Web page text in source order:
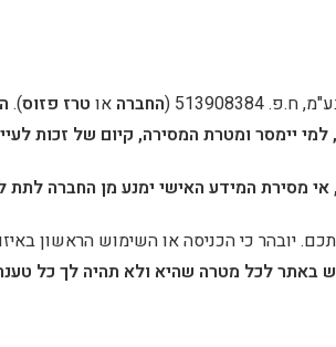
( החברה או טרז פזוס).
מסירת המידע האישי ימנע מן החברה
יובהר כי הכניסה או השימוש הראשון
באתר לכל מטרה שהיא ולא תהיה לך כל